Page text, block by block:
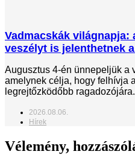
Vadmacskák világnapja:
veszélyt is jelenthetnek
Augusztus 4-én ünnepeljük a
amelynek célja, hogy felhívja
legrejtőzködőbb
2026.08.06.
Hírek
Vélemény,